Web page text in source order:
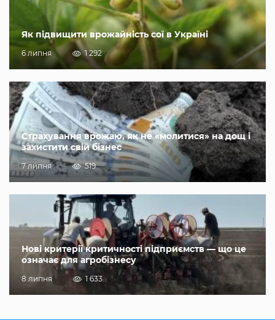
Як підвищити врожайність сої в Україні
6 липня 1 292
Страхування врожаю, як не «молитися» на дощ і
захистити свій бізнес
7 липня 519
Нові критерії критичності підприємств — що це
означає для агробізнесу
8 липня 1 633